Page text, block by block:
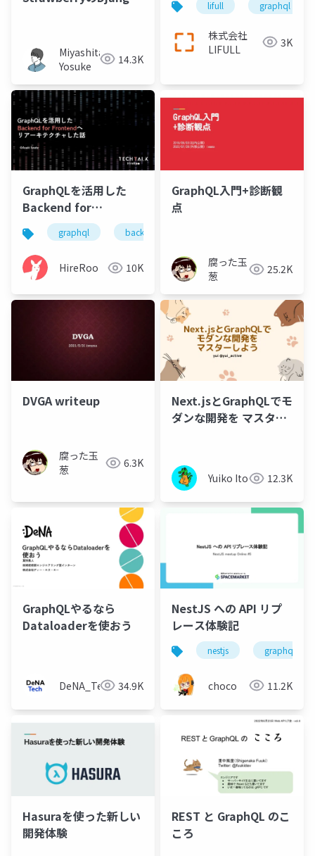
Miyashita
Yosuke
14.3K
lifull graphql
株式会社
LIFULL
3K
GraphQLを活用した
Backend for
Frontendへ リアーキ
テクチャした話
graphql backend for frontend
HireRoo 10K
GraphQL入門+診断観
点
腐った玉
葱
25.2K
DVGA writeup
腐った玉
葱
6.3K
Next.jsとGraphQLでモ
ダンな開発を マスター
Yuiko Ito 12.3K
GraphQLやるなら
Dataloaderを使おう
DeNA_Tech 34.9K
NestJS への API リプ
レース体験記
nestjs graphql
choco 11.2K
Hasuraを使った新しい
開発体験
REST と GraphQL のこ
ころ